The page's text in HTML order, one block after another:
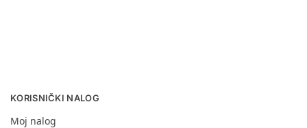
KORISNIČKI NALOG
Moj nalog